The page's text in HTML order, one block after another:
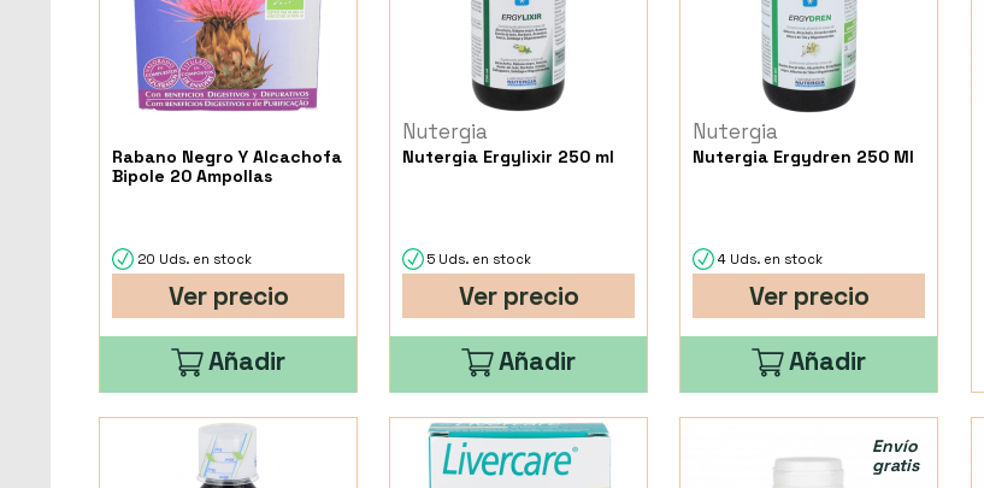
Rabano Negro Y Alcachofa
Bipole 20 Ampollas
20 Uds. en stock
Ver precio
Añadir
Nutergia
Nutergia Ergylixir 250 ml
5 Uds. en stock
Ver precio
Añadir
Nutergia
Nutergia Ergydren 250 Ml
4 Uds. en stock
Ver precio
Añadir
Envío
gratis